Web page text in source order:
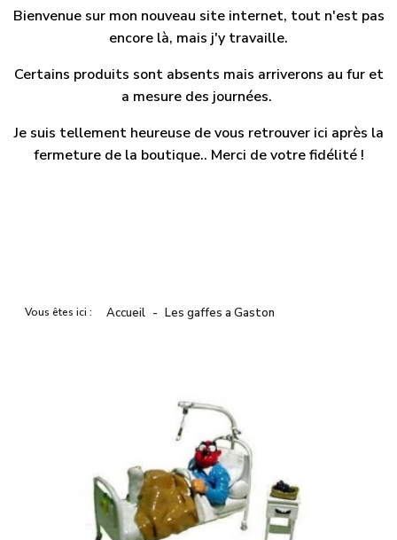
Bienvenue sur mon nouveau site internet, tout n'est pas
encore là, mais j'y travaille.
Certains produits sont absents mais arriverons au fur et
a mesure des journées.
Je suis tellement heureuse de vous retrouver ici après la
fermeture de la boutique.. Merci de votre fidélité !
Vous êtes ici : Accueil Les gaffes a Gaston